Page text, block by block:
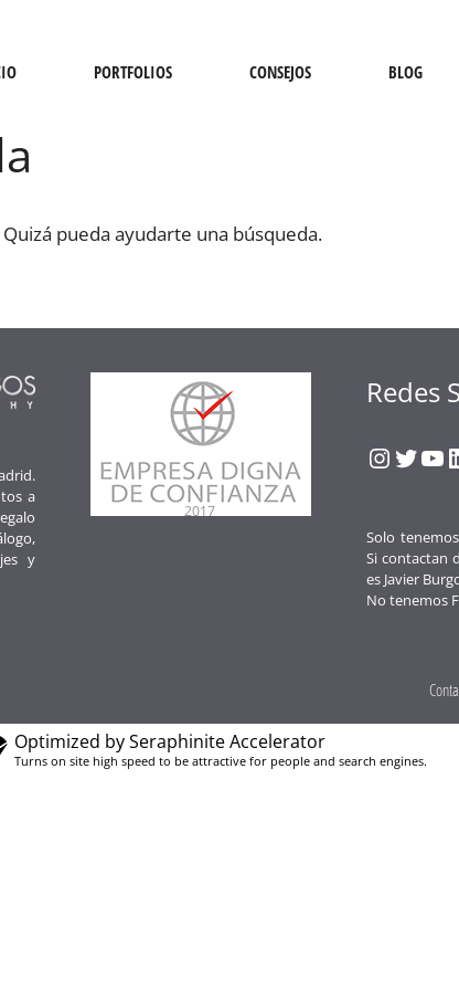
PORTFOLIOS CONSEJOS BLOG
pueda ayudarte una búsqueda.
a
y
Redes
Solo
Si contactan
es Javier
No tenemos
Optimized by Seraphinite Accelerator
Turns on site high speed to be attractive for people and search engines.